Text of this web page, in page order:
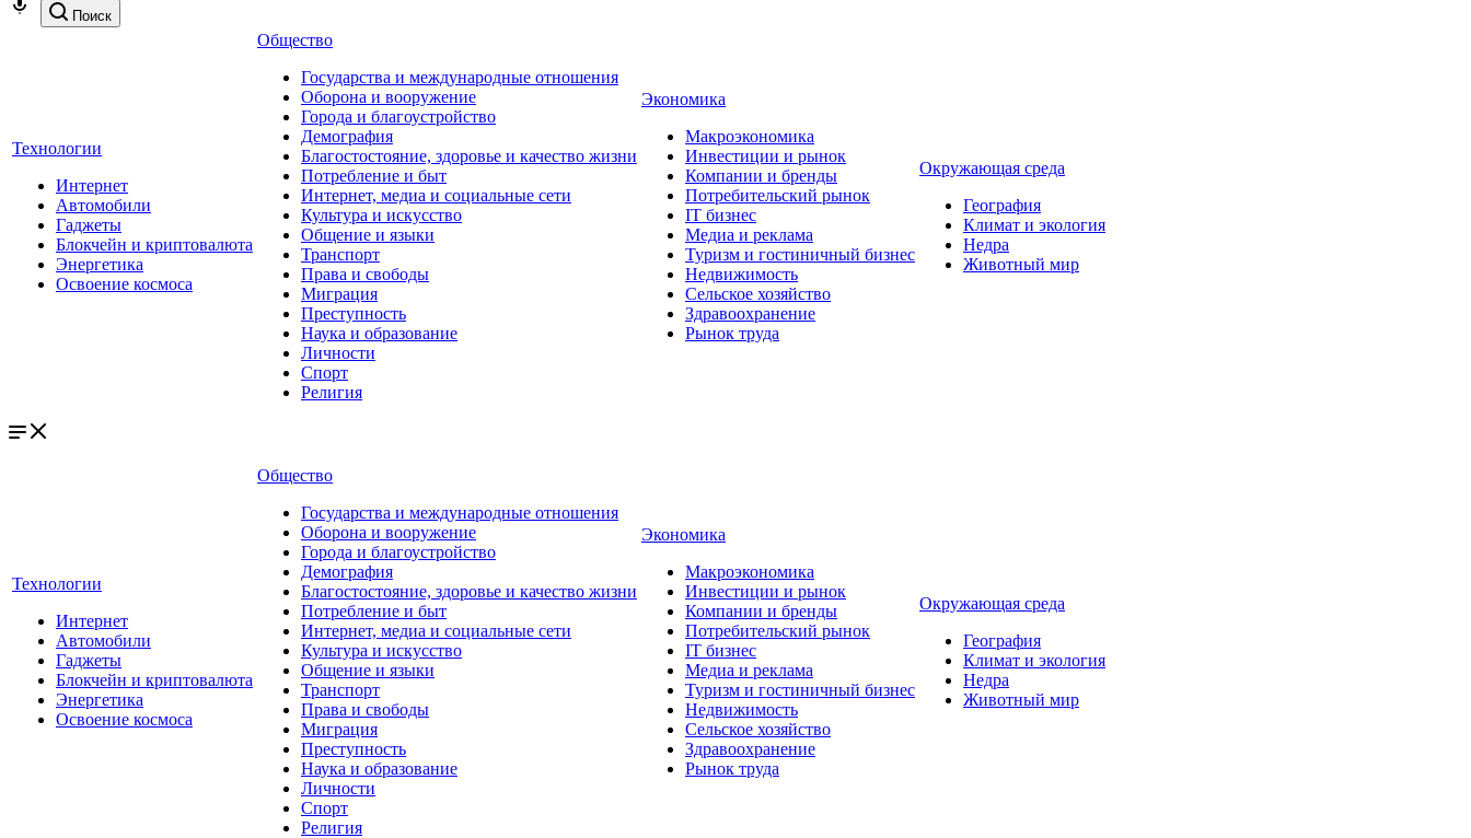
Поиск
Технологии
Интернет
Автомобили
Гаджеты
Блокчейн и криптовалюта
Энергетика
Освоение космоса
Общество
Государства и международные отношения
Оборона и вооружение
Города и благоустройство
Демография
Благостостояние, здоровье и качество жизни
Потребление и быт
Интернет, медиа и социальные сети
Культура и искусство
Общение и языки
Транспорт
Права и свободы
Миграция
Преступность
Наука и образование
Личности
Спорт
Религия
Экономика
Макроэкономика
Инвестиции и рынок
Компании и бренды
Потребительский рынок
IT бизнес
Медиа и реклама
Туризм и гостиничный бизнес
Недвижимость
Сельское хозяйство
Здравоохранение
Рынок труда
Окружающая среда
География
Климат и экология
Недра
Животный мир
Технологии
Интернет
Автомобили
Гаджеты
Блокчейн и криптовалюта
Энергетика
Освоение космоса
Общество
Государства и международные отношения
Оборона и вооружение
Города и благоустройство
Демография
Благостостояние, здоровье и качество жизни
Потребление и быт
Интернет, медиа и социальные сети
Культура и искусство
Общение и языки
Транспорт
Права и свободы
Миграция
Преступность
Наука и образование
Личности
Спорт
Религия
Экономика
Макроэкономика
Инвестиции и рынок
Компании и бренды
Потребительский рынок
IT бизнес
Медиа и реклама
Туризм и гостиничный бизнес
Недвижимость
Сельское хозяйство
Здравоохранение
Рынок труда
Окружающая среда
География
Климат и экология
Недра
Животный мир